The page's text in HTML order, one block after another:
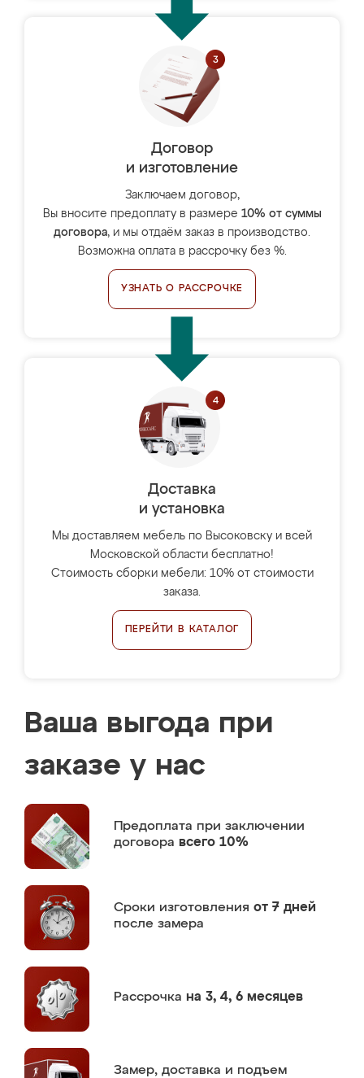
Договор
и изготовление
Заключаем договор,
Вы вносите предоплату в размере 10% от суммы
договора, и мы отдаём заказ в производство.
Возможна оплата в рассрочку без %.
УЗНАТЬ О РАССРОЧКЕ
Доставка
и установка
Мы доставляем мебель по Высоковску и всей
Московской области бесплатно!
Стоимость сборки мебели: 10% от стоимости
заказа.
ПЕРЕЙТИ В КАТАЛОГ
Ваша выгода при
заказе у нас
Предоплата при заключении
договора всего 10%
Сроки изготовления от 7 дней
после замера
Рассрочка на 3, 4, 6 месяцев
Замер, доставка и подъем